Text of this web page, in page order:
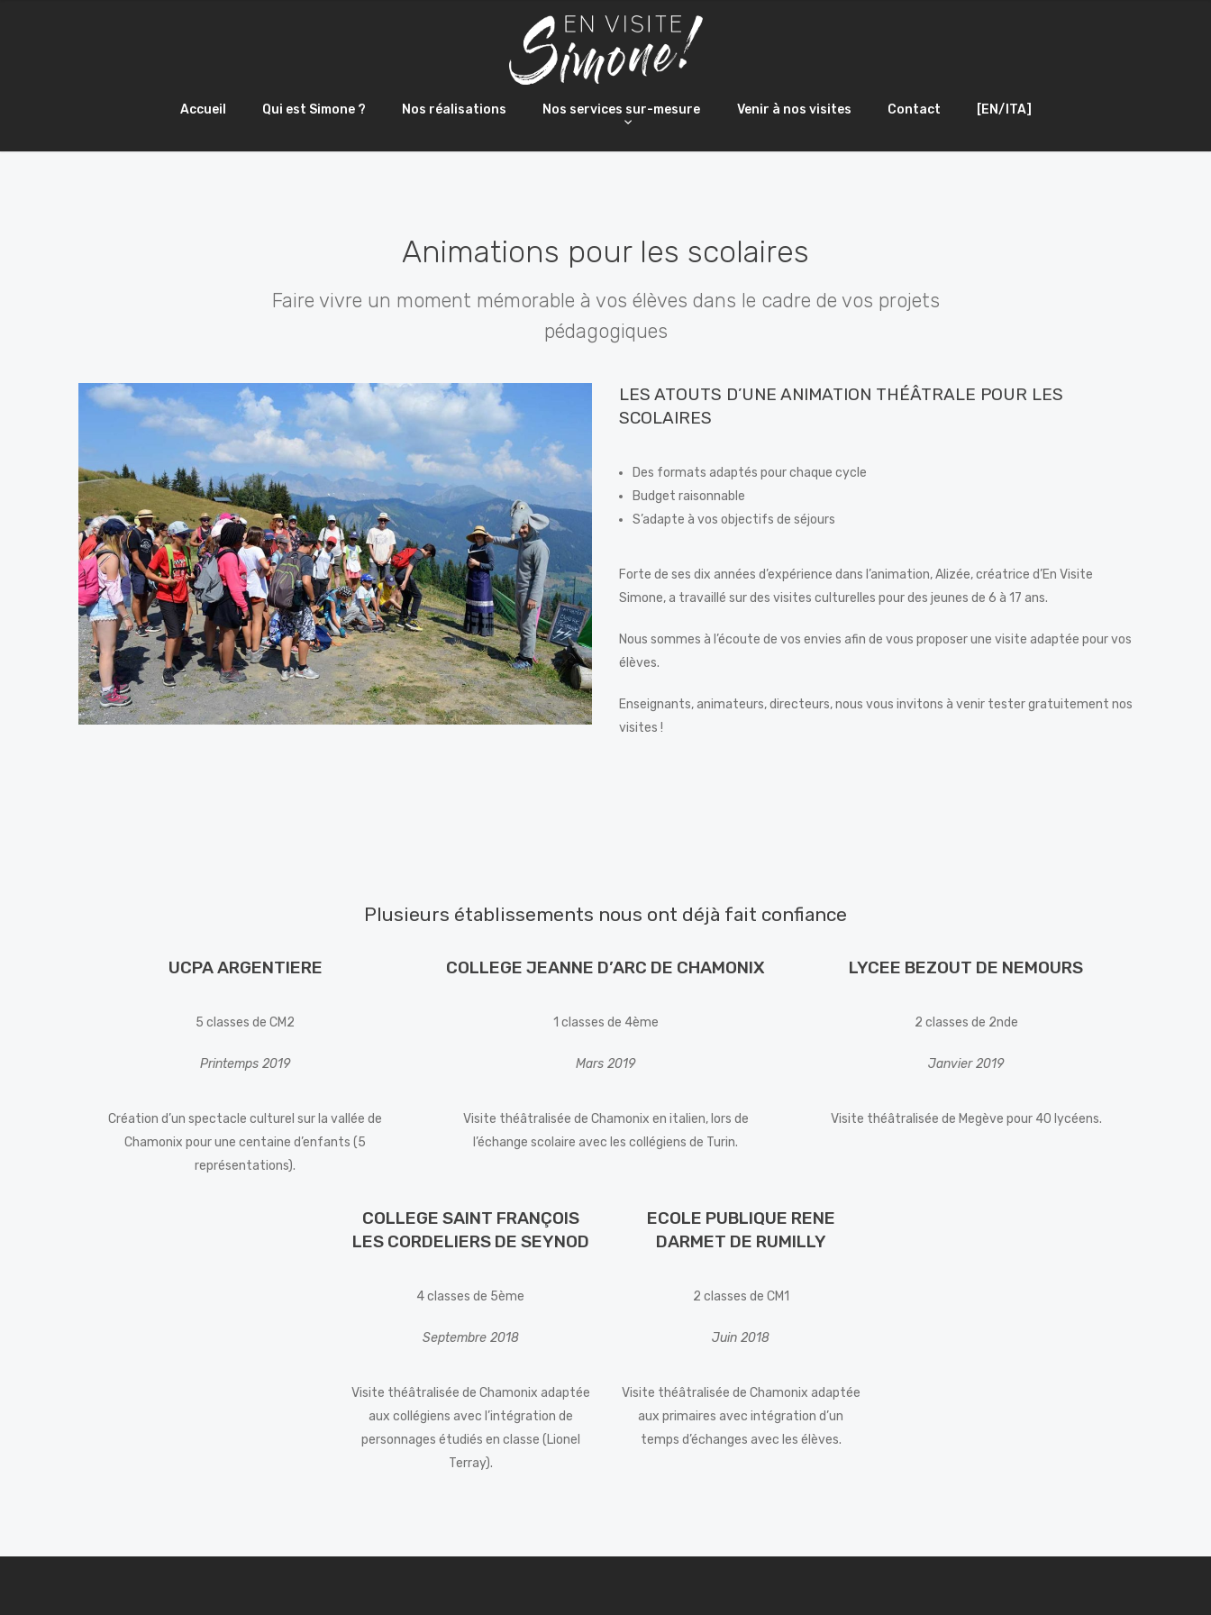
Accueil Qui est Simone ? Nos réalisations Nos services sur-mesure Venir à nos visites Contact [EN/ITA]
Animations pour les scolaires
Faire vivre un moment mémorable à vos élèves dans le cadre de vos projets
pédagogiques
LES ATOUTS D’UNE ANIMATION THÉÂTRALE POUR LES
SCOLAIRES
Des formats adaptés pour chaque cycle
Budget raisonnable
S’adapte à vos objectifs de séjours
Forte de ses dix années d’expérience dans l’animation, Alizée, créatrice d’En Visite
Simone, a travaillé sur des visites culturelles pour des jeunes de 6 à 17 ans.
Nous sommes à l’écoute de vos envies afin de vous proposer une visite adaptée pour vos
élèves.
Enseignants, animateurs, directeurs, nous vous invitons à venir tester gratuitement nos
visites !
Plusieurs établissements nous ont déjà fait confiance
UCPA ARGENTIERE
5 classes de CM2
Printemps 2019
Création d’un spectacle culturel sur la vallée de
Chamonix pour une centaine d’enfants (5
représentations).
COLLEGE JEANNE D’ARC DE CHAMONIX
1 classes de 4ème
Mars 2019
Visite théâtralisée de Chamonix en italien, lors de
l’échange scolaire avec les collégiens de Turin.
LYCEE BEZOUT DE NEMOURS
2 classes de 2nde
Janvier 2019
Visite théâtralisée de Megève pour 40 lycéens.
COLLEGE SAINT FRANÇOIS
LES CORDELIERS DE SEYNOD
4 classes de 5ème
Septembre 2018
Visite théâtralisée de Chamonix adaptée
aux collégiens avec l’intégration de
personnages étudiés en classe (Lionel
Terray).
ECOLE PUBLIQUE RENE
DARMET DE RUMILLY
2 classes de CM1
Juin 2018
Visite théâtralisée de Chamonix adaptée
aux primaires avec intégration d’un
temps d’échanges avec les élèves.